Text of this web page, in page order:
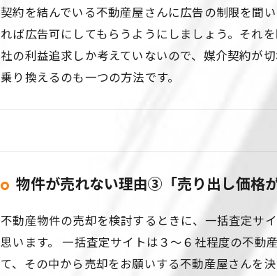
契約を結んでいる不動産屋さんに広告の制限を聞
れば広告可にしてもらうようにしましょう。それ
社の利益追求しか考えていないので、媒介契約が
乗り換えるのも一つの方法です。
物件が売れない理由③「売り出し価格
不動産物件の売却を検討するときに、一括査定サ
思います。 一括査定サイトは３～６社程度の不動
て、その中から売却をお願いする不動産屋さんを